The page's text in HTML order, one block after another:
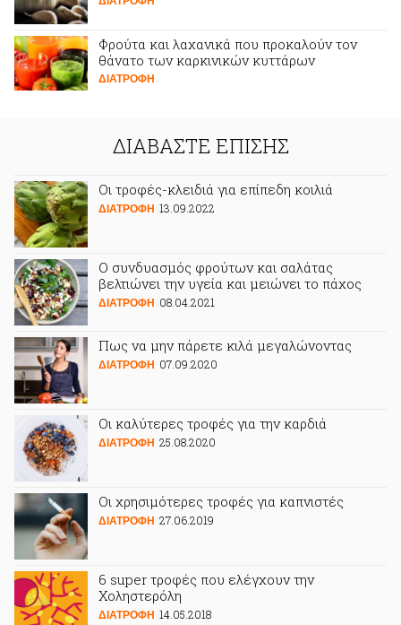
Φρούτα και λαχανικά που προκαλούν τον
θάνατο των καρκινικών κυττάρων
ΔΙΑΤΡΟΦΗ
ΔΙΑΒΑΣΤΕ ΕΠΙΣΗΣ
Οι τροφές-κλειδιά για επίπεδη κοιλιά
ΔΙΑΤΡΟΦΗ 13.09.2022
Ο συνδυασμός φρούτων και σαλάτας
βελτιώνει την υγεία και μειώνει το πάχος
ΔΙΑΤΡΟΦΗ 08.04.2021
Πως να μην πάρετε κιλά μεγαλώνοντας
ΔΙΑΤΡΟΦΗ 07.09.2020
Οι καλύτερες τροφές για την καρδιά
ΔΙΑΤΡΟΦΗ 25.08.2020
Οι χρησιμότερες τροφές για καπνιστές
ΔΙΑΤΡΟΦΗ 27.06.2019
6 super τροφές που ελέγχουν την
Χοληστερόλη
ΔΙΑΤΡΟΦΗ 14.05.2018